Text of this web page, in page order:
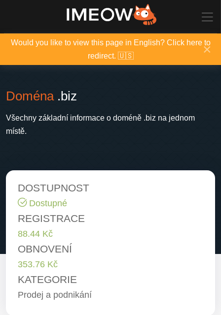
Would you like to view this page in English? Click here to
redirect. 🇺🇸
×
Doména.biz
Všechny základní informace o doméně .biz na jednom
místě.
DOSTUPNOST
Dostupné
REGISTRACE
88.44 Kč
OBNOVENÍ
353.76 Kč
KATEGORIE
Prodej a podnikání